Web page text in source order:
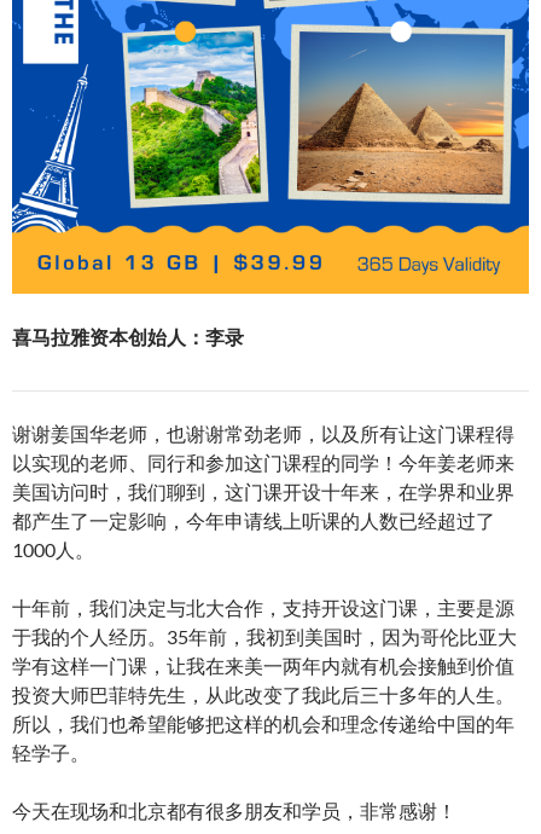
喜马拉雅资本创始人：李录
谢谢姜国华老师，也谢谢常劲老师，以及所有让这门课程得
以实现的老师、同行和参加这门课程的同学！今年姜老师来
美国访问时，我们聊到，这门课开设十年来，在学界和业界
都产生了一定影响，今年申请线上听课的人数已经超过了
1000人。
十年前，我们决定与北大合作，支持开设这门课，主要是源
于我的个人经历。35年前，我初到美国时，因为哥伦比亚大
学有这样一门课，让我在来美一两年内就有机会接触到价值
投资大师巴菲特先生，从此改变了我此后三十多年的人生。
所以，我们也希望能够把这样的机会和理念传递给中国的年
轻学子。
今天在现场和北京都有很多朋友和学员，非常感谢！